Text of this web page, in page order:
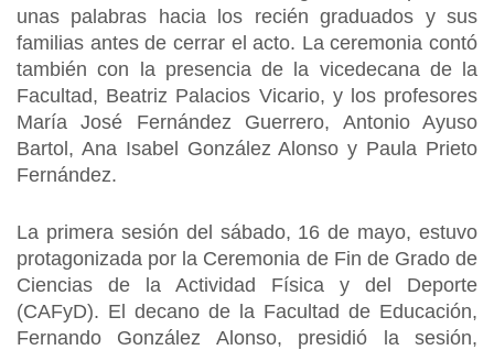
unas palabras hacia los recién graduados y sus
familias antes de cerrar el acto. La ceremonia contó
también con la presencia de la vicedecana de la
Facultad, Beatriz Palacios Vicario, y los profesores
María José Fernández Guerrero, Antonio Ayuso
Bartol, Ana Isabel González Alonso y Paula Prieto
Fernández.
La primera sesión del sábado, 16 de mayo, estuvo
protagonizada por la Ceremonia de Fin de Grado de
Ciencias de la Actividad Física y del Deporte
(CAFyD). El decano de la Facultad de Educación,
Fernando González Alonso, presidió la sesión,